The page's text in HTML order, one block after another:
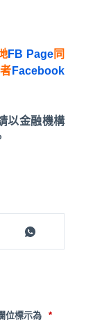
FB Page同
Facebook
以金融機構
位標示為 *